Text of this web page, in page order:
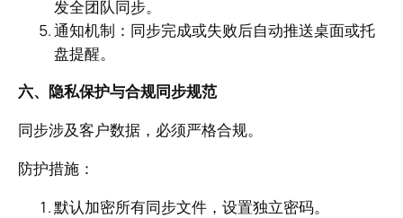
发全团队同步。
通知机制：同步完成或失败后自动推送桌面或托
盘提醒。
六、隐私保护与合规同步规范
同步涉及客户数据，必须严格合规。
防护措施：
默认加密所有同步文件，设置独立密码。